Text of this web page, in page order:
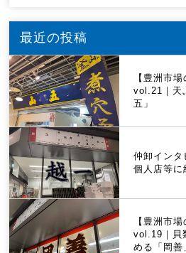
最近の投稿
【豊洲市
vol.21｜天
五」
仲卸イン
個人店等に
【豊洲市
vol.19｜貝
める「岡善